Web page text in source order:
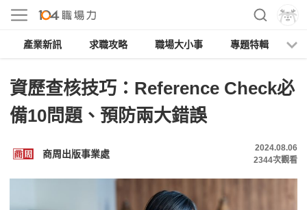
產業新訊 求職攻略 職場大小事 專題特輯
資歷查核技巧：Reference Check必
備10問題、預防兩大錯誤
商周出版事業處
2024.08.06
2344次觀看